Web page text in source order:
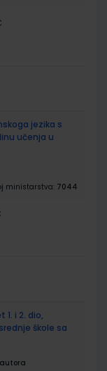
jezika s
učenja u
ministarstva: 7044
1. i 2. dio,
škole sa